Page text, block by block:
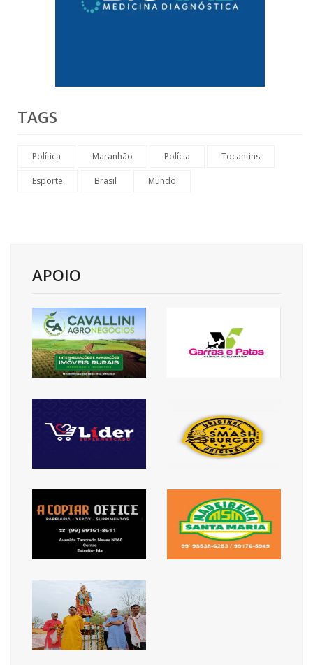
TAGS
Política Maranhão Polícia Tocantins
Esporte Brasil Mundo
APOIO